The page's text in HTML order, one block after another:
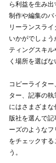
ら利益を生み
制作や編集のバ
リーランスラ
いかがでしょ
ティングスキ
く場所を選ばな
コピーライタ
ター、記事の
にはさまざま
版社を選んで
ーズのようなフ
をチェックする
う。